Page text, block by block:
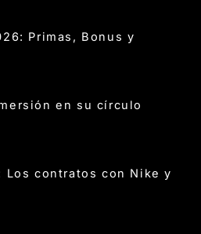
Primas, Bonus y
en su círculo
Los contratos con Nike y